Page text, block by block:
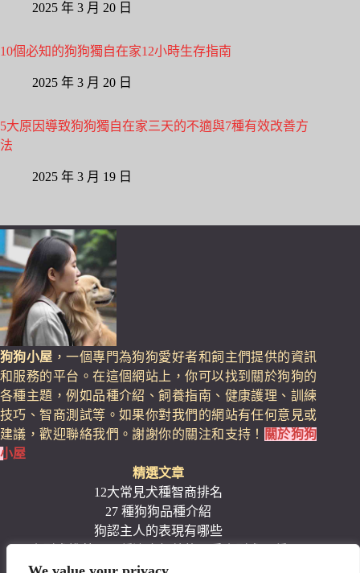
2025 年 3 月 20 日
10個必知的狗狗獨自在家12小時生存指南
2025 年 3 月 20 日
5大原因導致狗狗獨自在家三天的不適與7種有效改善方
法
2025 年 3 月 19 日
狗狗小屋 ，一個專門為狗狗愛好者和飼主們提供的資訊
和服務的平台。在這個網站上，你可以找到關於狗狗的
各種主題，例如品種介紹、飼養指南、健康護理、訓練
技巧、智商測試等。如果你對我們的網站有任何意見或
建議，歡迎聯絡我們。謝謝你的關注和支持！
關於狗狗
小屋
精選文章
12大常見犬種智商排名
27 種狗狗品種介紹
狗認主人的表現有哪些
11種適合家庭的安靜小型犬品種